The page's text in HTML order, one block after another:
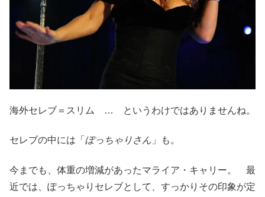
海外セレブ＝スリム … というわけではありませんね。
セレブの中には「 ぽっちゃりさん 」も。
今までも、体重の増減があったマライア・キャリー。 最
近では、ぽっちゃりセレブとして、すっかりその印象が定